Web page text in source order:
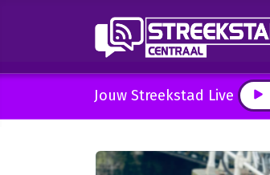
Jouw Streekstad Live